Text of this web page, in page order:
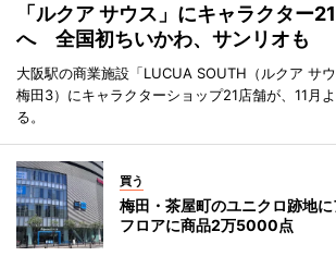
「ルクア サウス」にキャラクター
へ 全国初ちいかわ、サンリオも
大阪駅の商業施設「LUCUA SOUTH（ルクア サ
梅田3）にキャラクターショップ21店舗が、11月
る。
買う
梅田・茶屋町のユニクロ跡地
フロアに商品2万5000点